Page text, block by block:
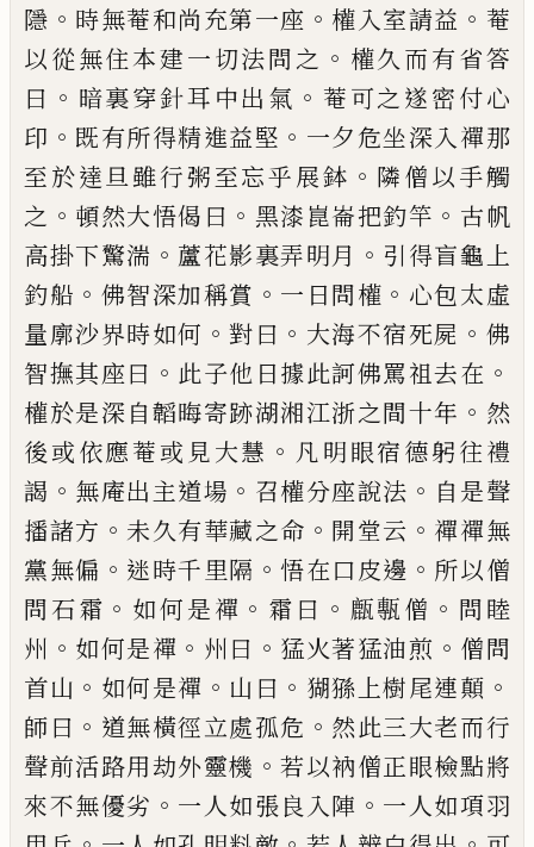
隱 。 時無菴和尚充第一座 。 權入室請益 。 菴
以從無住本建一切法問之 。 權久而有省答
曰 。 暗裏穿針耳中出氣 。 菴可之遂密付心
印 。 既有所得精進益堅 。 一夕危坐深入禪那
至於達旦雖行粥至忘乎展鉢 。 隣僧以手觸
之 。 頓然大悟偈曰 。 黑漆崑崙把釣竿 。 古帆
高掛下驚湍 。 蘆花影裏弄明月 。 引得盲龜上
釣船 。 佛智深加稱賞 。 一日問權 。 心包太虛
量廓沙界時如何 。對曰 。 大海不宿死屍 。 佛
智撫其座曰 。 此子他日據此訶佛罵祖去在 。
權於是深自韜晦寄跡湖湘江浙之間十年 。 然
後或依應菴或見大慧 。 凡明眼宿德躬往禮
謁 。 無庵出主道場 。 召權分座說法 。 自是聲
播諸方 。 未久有華藏之命 。 開堂云 。 禪禪無
黨無偏 。 迷時千里隔 。悟在口皮邊 。 所以僧
問石霜 。 如何是禪 。 霜曰 。 㼾甎僧 。 問睦
州 。 如何是禪 。 州曰 。 猛火著猛油煎 。 僧問
首山 。 如何是禪 。 山曰 。 猢猻上樹尾連顛 。
師曰 。 道無橫徑立處孤危 。 然此三大老而行
聲前活路用劫外靈機 。若以衲僧正眼檢點將
來不無優劣 。 一人如張良 入陣 。 一人如項羽